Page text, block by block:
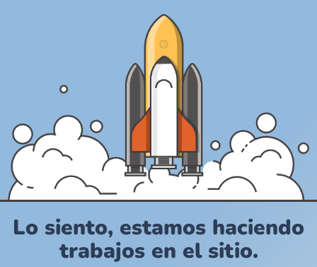
Lo siento, estamos haciendo
trabajos en el sitio.